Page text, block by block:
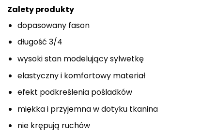
Zalety produkty
dopasowany fason
długość 3/4
wysoki stan modelujący sylwetkę
elastyczny i komfortowy materiał
efekt podkreślenia pośladków
miękka i przyjemna w dotyku tkanina
nie krępują ruchów